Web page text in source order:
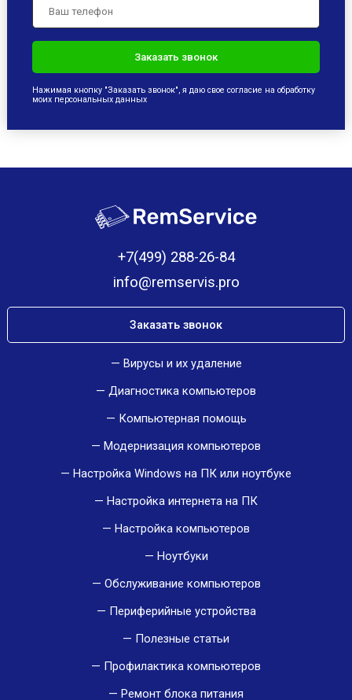
Нажимая кнопку "Заказать звонок", я даю свое согласие на обработку
моих персональных данных
+7(499) 288-26-84
info@remservis.pro
Заказать звонок
Вирусы и их удаление
Диагностика компьютеров
Компьютерная помощь
Модернизация компьютеров
Настройка Windows на ПК или ноутбуке
Настройка интернета на ПК
Настройка компьютеров
Ноутбуки
Обслуживание компьютеров
Периферийные устройства
Полезные статьи
Профилактика компьютеров
Ремонт блока питания